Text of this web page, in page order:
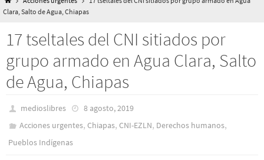
Clara, Salto de Agua, Chiapas
17 tseltales del CNI sitiados por
grupo armado en Agua Clara, Salto
de Agua, Chiapas
medioslibres
8 agosto, 2019
Acciones urgentes,Chiapas,CNI-EZLN, Derechos humanos,
Pueblos Indí­genas